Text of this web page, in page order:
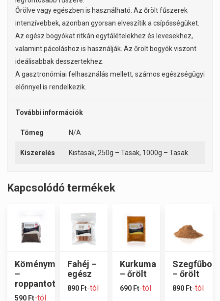
Őrölve vagy egészben is használható. Az őrölt fűszerek
intenzívebbek, azonban gyorsan elveszítik a csípősségüket.
Az egész bogyókat ritkán egytálételekhez és levesekhez,
valamint pácoláshoz is használják. Az őrölt bogyók viszont
ideálisabbak desszertekhez.
A gasztronómiai felhasználás mellett, számos egészségügyi
előnnyel is rendelkezik.
További információk
Tömeg N/A
Kiszerelés Kistasak, 250g – Tasak, 1000g – Tasak
Kapcsolódó termékek
Köménymag
–
roppantott
590 Ft-tól
Fahéj –
egész
890 Ft-tól
Kurkuma
– őrölt
690 Ft-tól
Szegfűbors
– őrölt
890 Ft-tól